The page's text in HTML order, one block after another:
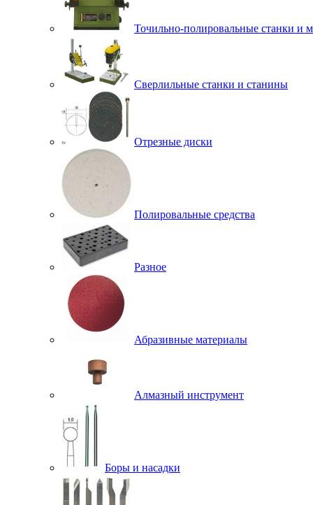
Точильно-полировальные станки и
Сверлильные станки и станины
Отрезные диски
Полировальные средства
Разное
Абразивные материалы
Алмазный инструмент
Боры и насадки